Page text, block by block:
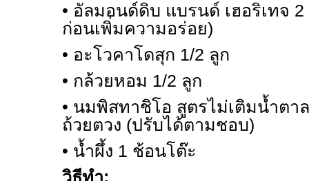
• อัลมอนด์ดิบ แบรนด์ เฮอริเทจ 2
ก่อนเพิ่มความอร่อย)
• อะโวคาโดสุก 1/2 ลูก
• กล้วยหอม 1/2 ลูก
• นมพิสทาชิโอ สูตรไม่เติมน้ำต
ถ้วยตวง (ปรับได้ตามชอบ)
• น้ำผึ้ง 1 ช้อนโต๊ะ
วิธีทำ: